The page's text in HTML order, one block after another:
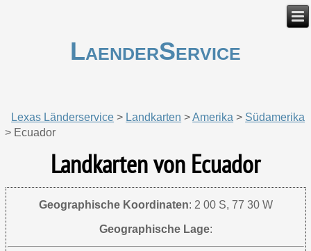
LaenderService
Lexas Länderservice > Landkarten >Amerika > Südamerika
> Ecuador
Landkarten von Ecuador
Geographische Koordinaten:2 00 S, 77 30 W
Geographische Lage: